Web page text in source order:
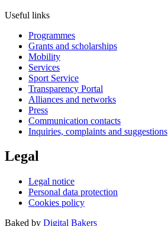
Useful links
Programmes
Grants and scholarships
Mobility
Services
Sport Service
Transparency Portal
Alliances and networks
Press
Communication contacts
Inquiries, complaints and suggestions
Legal
Legal notice
Personal data protection
Cookies policy
Baked by Digital Bakers